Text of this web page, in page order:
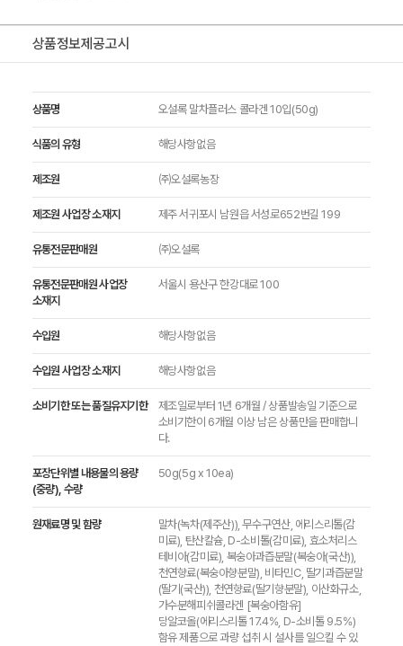
상품정보제공고시
상품명 오설록 말차플러스 콜라겐 10입(50g)
식품의 유형 해당사항없음
제조원 ㈜오설록농장
제조원 사업장 소재지 제주 서귀포시 남원읍 서성로652번길 199
유통전문판매원 ㈜오설록
유통전문판매원 사업장
소재지
서울시 용산구 한강대로 100
수입원 해당사항없음
수입원 사업장 소재지 해당사항없음
소비기한 또는 품질유지기한
제조일로부터 1년 6개월 / 상품발송일 기준으로
소비기한이 6개월 이상 남은 상품만을 판매합니
다.
포장단위별 내용물의 용량
(중량), 수량
50g(5g x 10ea)
원재료명 및 함량
말차(녹차(제주산)), 무수구연산, 에리스리톨(감
미료), 탄산칼슘, D-소비톨(감미료), 효소처리스
테비아(감미료), 복숭아과즙분말(복숭아(국산)),
천연향료(복숭아향분말), 비타민C, 딸기과즙분말
(딸기(국산)), 천연향료(딸기향분말), 이산화규소,
가수분해피쉬콜라겐 [복숭아함유]
당알코올(에리스리톨 17.4%, D-소비톨 9.5%)
함유 제품으로 과량 섭취 시 설사를 일으킬 수 있